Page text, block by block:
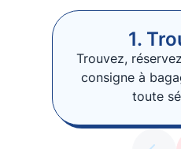
1.
Trouvez,
consigne à
toute